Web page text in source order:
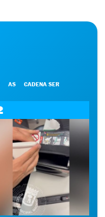
AS CADENA SER